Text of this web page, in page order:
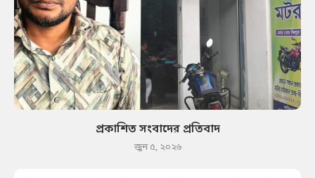
প্রকাশিত সংবাদের প্রতিবাদ
জুন ৫, ২০২৬